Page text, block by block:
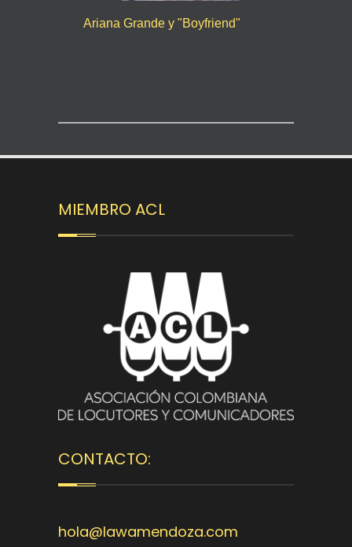
Ariana Grande y "Boyfriend"
MIEMBRO ACL
CONTACTO:
hola@lawamendoza.com